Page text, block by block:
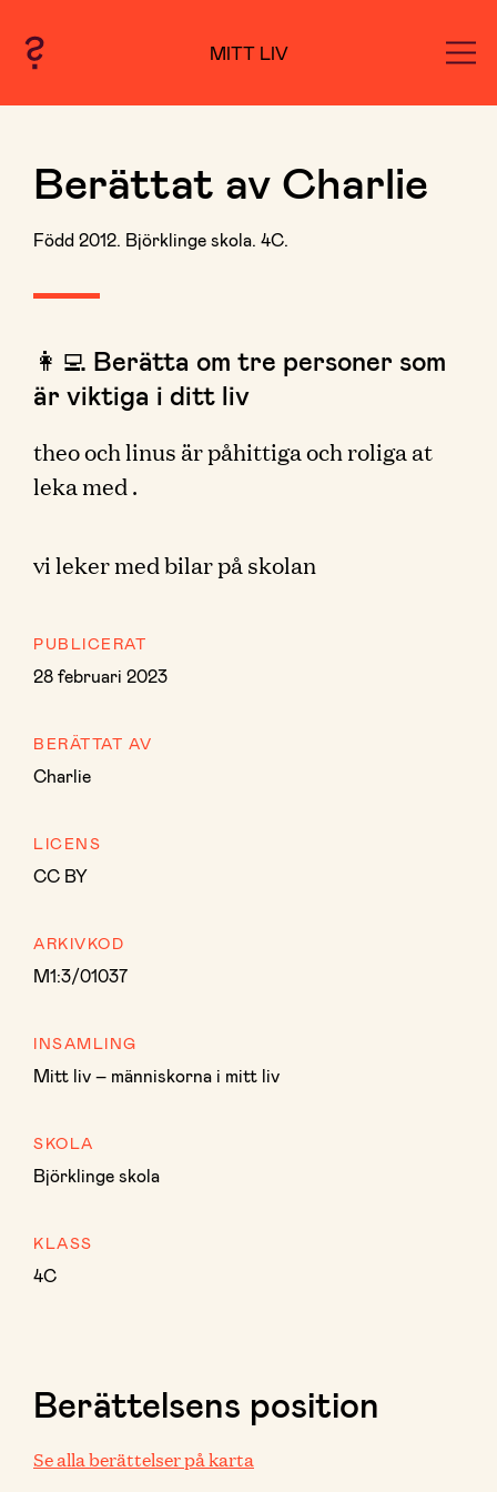
MITT LIV
Berättat av Charlie
Född 2012. Björklinge skola. 4C.
👩‍💻 Berätta om tre personer som
är viktiga i ditt liv
theo och linus är påhittiga och roliga at
leka med .
vi leker med bilar på skolan
PUBLICERAT
28 februari 2023
BERÄTTAT AV
Charlie
LICENS
CC BY
ARKIVKOD
M1:3/01037
INSAMLING
Mitt liv – människorna i mitt liv
SKOLA
Björklinge skola
KLASS
4C
Berättelsens position
Se alla berättelser på karta